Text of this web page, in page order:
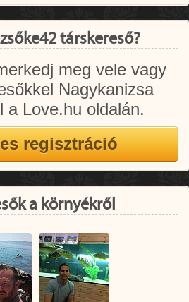
társkereső?
meg vele vagy
Nagykanizsa
a Love.hu oldalán.
a környékről